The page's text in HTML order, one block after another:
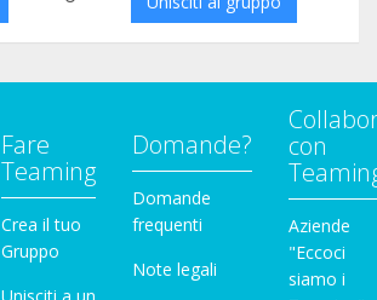
Fare
Teaming
Crea il tuo
Gruppo
Domande?
Domande
frequenti
Note legali
con
Aziende
"Eccoci
siamo i